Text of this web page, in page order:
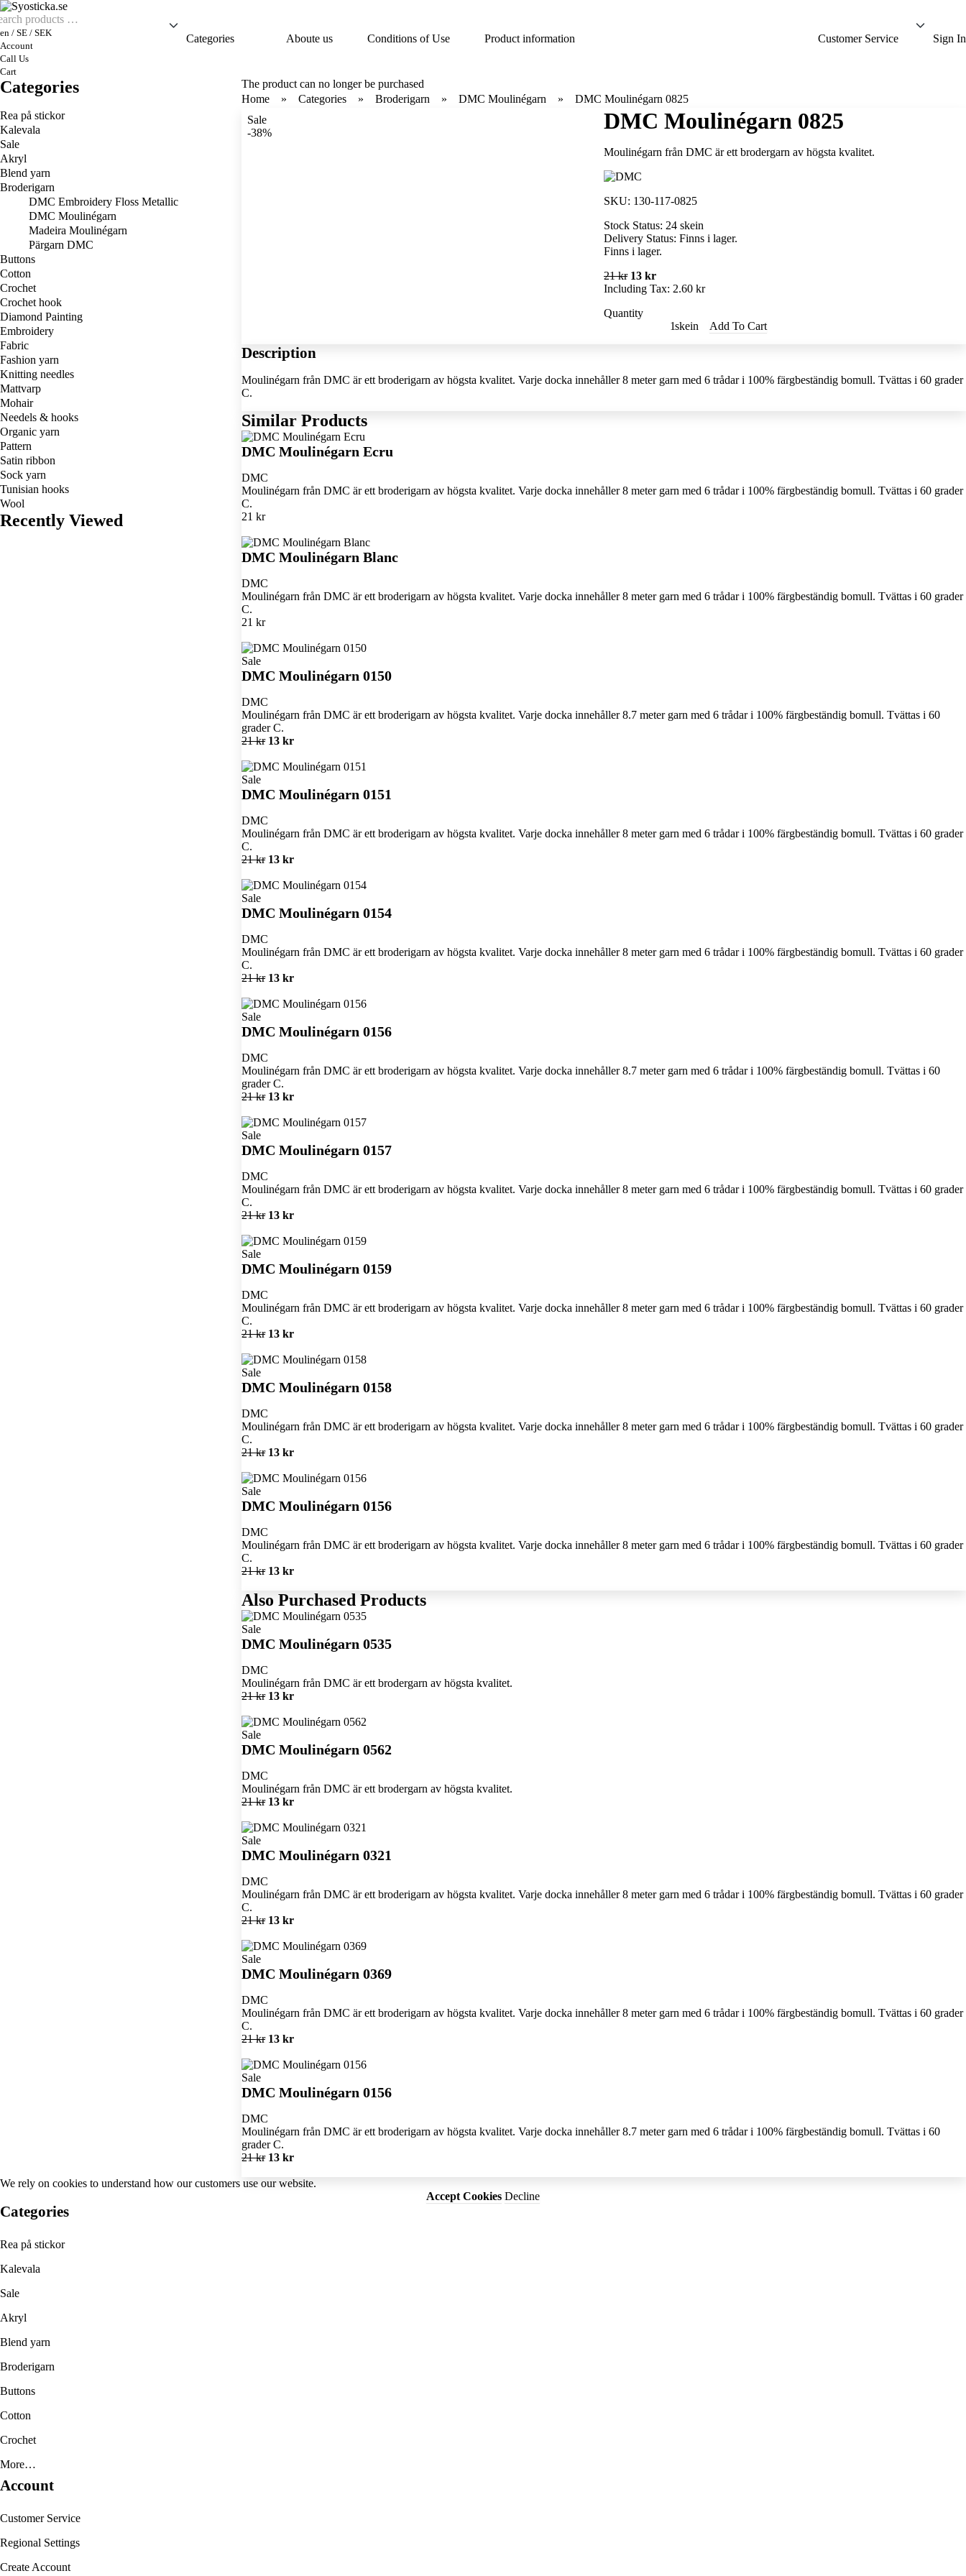
en / SE / SEK
Account
Call Us
Cart
Categories Aboute us Conditions of Use Product information Customer Service Sign In
Categories
Rea på stickor
Kalevala
Sale
Akryl
Blend yarn
Broderigarn
DMC Embroidery Floss Metallic
DMC Moulinégarn
Madeira Moulinégarn
Pärgarn DMC
Buttons
Cotton
Crochet
Crochet hook
Diamond Painting
Embroidery
Fabric
Fashion yarn
Knitting needles
Mattvarp
Mohair
Needels & hooks
Organic yarn
Pattern
Satin ribbon
Sock yarn
Tunisian hooks
Wool
Recently Viewed
The product can no longer be purchased
Home
Categories Broderigarn DMC Moulinégarn
DMC Moulinégarn 0825
Sale
-38%
DMC Moulinégarn 0825
Moulinégarn från DMC är ett brodergarn av högsta kvalitet.
SKU: 130-117-0825
Stock Status: 24 skein
Delivery Status: Finns i lager.
Finns i lager.
21 kr 13 kr
Including Tax: 2.60 kr
Quantity
skein
Add To Cart
Description
Moulinégarn från DMC är ett broderigarn av högsta kvalitet. Varje docka innehåller 8 meter garn med 6 trådar i 100% färgbeständig bomull. Tvättas i 60 grader
C.
Similar Products
DMC Moulinégarn Ecru
DMC
Moulinégarn från DMC är ett broderigarn av högsta kvalitet. Varje docka innehåller 8 meter garn med 6 trådar i 100% färgbeständig bomull. Tvättas i 60 grader
C.
21 kr
DMC Moulinégarn Blanc
DMC
Moulinégarn från DMC är ett broderigarn av högsta kvalitet. Varje docka innehåller 8 meter garn med 6 trådar i 100% färgbeständig bomull. Tvättas i 60 grader
C.
21 kr
Sale
DMC Moulinégarn 0150
DMC
Moulinégarn från DMC är ett broderigarn av högsta kvalitet. Varje docka innehåller 8.7 meter garn med 6 trådar i 100% färgbeständig bomull. Tvättas i 60
grader C.
21 kr 13 kr
Sale
DMC Moulinégarn 0151
DMC
Moulinégarn från DMC är ett broderigarn av högsta kvalitet. Varje docka innehåller 8 meter garn med 6 trådar i 100% färgbeständig bomull. Tvättas i 60 grader
C.
21 kr 13 kr
Sale
DMC Moulinégarn 0154
DMC
Moulinégarn från DMC är ett broderigarn av högsta kvalitet. Varje docka innehåller 8 meter garn med 6 trådar i 100% färgbeständig bomull. Tvättas i 60 grader
C.
21 kr 13 kr
Sale
DMC Moulinégarn 0156
DMC
Moulinégarn från DMC är ett broderigarn av högsta kvalitet. Varje docka innehåller 8.7 meter garn med 6 trådar i 100% färgbeständig bomull. Tvättas i 60
grader C.
21 kr 13 kr
Sale
DMC Moulinégarn 0157
DMC
Moulinégarn från DMC är ett broderigarn av högsta kvalitet. Varje docka innehåller 8 meter garn med 6 trådar i 100% färgbeständig bomull. Tvättas i 60 grader
C.
21 kr 13 kr
Sale
DMC Moulinégarn 0159
DMC
Moulinégarn från DMC är ett broderigarn av högsta kvalitet. Varje docka innehåller 8 meter garn med 6 trådar i 100% färgbeständig bomull. Tvättas i 60 grader
C.
21 kr 13 kr
Sale
DMC Moulinégarn 0158
DMC
Moulinégarn från DMC är ett broderigarn av högsta kvalitet. Varje docka innehåller 8 meter garn med 6 trådar i 100% färgbeständig bomull. Tvättas i 60 grader
C.
21 kr 13 kr
Sale
DMC Moulinégarn 0156
DMC
Moulinégarn från DMC är ett broderigarn av högsta kvalitet. Varje docka innehåller 8 meter garn med 6 trådar i 100% färgbeständig bomull. Tvättas i 60 grader
C.
21 kr 13 kr
Also Purchased Products
Sale
DMC Moulinégarn 0535
DMC
Moulinégarn från DMC är ett brodergarn av högsta kvalitet.
21 kr 13 kr
Sale
DMC Moulinégarn 0562
DMC
Moulinégarn från DMC är ett brodergarn av högsta kvalitet.
21 kr 13 kr
Sale
DMC Moulinégarn 0321
DMC
Moulinégarn från DMC är ett broderigarn av högsta kvalitet. Varje docka innehåller 8 meter garn med 6 trådar i 100% färgbeständig bomull. Tvättas i 60 grader
C.
21 kr 13 kr
Sale
DMC Moulinégarn 0369
DMC
Moulinégarn från DMC är ett broderigarn av högsta kvalitet. Varje docka innehåller 8 meter garn med 6 trådar i 100% färgbeständig bomull. Tvättas i 60 grader
C.
21 kr 13 kr
Sale
DMC Moulinégarn 0156
DMC
Moulinégarn från DMC är ett broderigarn av högsta kvalitet. Varje docka innehåller 8.7 meter garn med 6 trådar i 100% färgbeständig bomull. Tvättas i 60
grader C.
21 kr 13 kr
We rely on cookies to understand how our customers use our website.
Accept Cookies Decline
Categories
Rea på stickor
Kalevala
Sale
Akryl
Blend yarn
Broderigarn
Buttons
Cotton
Crochet
More…
Account
Customer Service
Regional Settings
Create Account